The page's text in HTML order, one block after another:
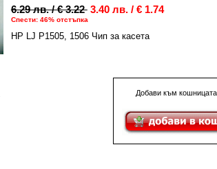
6.29 лв. / € 3.22 3.40 лв. / € 1.74
Спести: 46% отстъпка
HP LJ P1505, 1506 Чип за касета
Добави към